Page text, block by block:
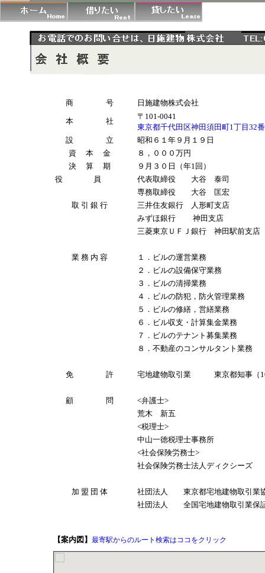
商 号 日施建物株式会社
本 社
〒 101-0041
東京都千代田区神田須田町1丁目32
設 立
昭和６１年９月１９日
資 本 金
８，０００万円
決 算 期
９月３０日（年1回）
役 員
代表取締役 大谷 泰司
専務取締役 大谷 匡宏
取 引 銀 行
三井住友銀行 人形町支店
みずほ銀行 神田支店
三菱東京ＵＦＪ銀行 神田駅前支店
業 務 内 容
１．ビルの運営業務
２．ビルの設備保守業務
３．ビルの清掃業務
４．ビルの防犯，防火管理業務
５．ビルの修繕，営繕業務
６．ビル収支・計算集金業務
７．ビルのテナント募集業務
８．不動産のコンサルタント業務
免 許 宅地建物取引業 東京都知事（10
顧 問
<弁護士>
荒木 新五
<税理士>
中山一徳税理士事務所
<社会保険労務士>
社会保険労務士法人ディクシーズ
加 盟 団 体
社団法人 東京都宅地建物取引業
社団法人 全国宅地建物取引業保
【案内図】 最寄駅からのルート検索はココをクリック